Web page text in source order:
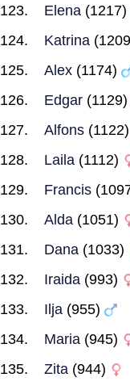
Elena (1217)
Katrina
Alex (1174)
Edgar (1129)
Alfons (1122)
Laila (1112)
Francis
Alda (1051)
Dana (1033)
Iraida (993)
Ilja (955)
Maria (945)
Zita (944)